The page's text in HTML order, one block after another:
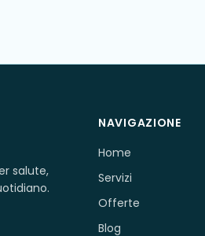
salute,
NAVIGAZIONE
Home
Servizi
Offerte
Blog